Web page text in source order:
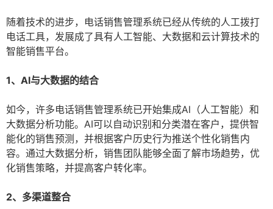
随着技术的进步，电话销售管理系统已经从传统的人工拨打
电话工具，发展成了具有人工智能、大数据和云计算技术的
智能销售平台。
1、AI与大数据的结合
如今，许多电话销售管理系统已开始集成AI（人工智能）和
大数据分析功能。AI可以自动识别和分类潜在客户，提供智
能化的销售预测，并根据客户历史行为推送个性化销售内
容。通过大数据分析，销售团队能够全面了解市场趋势，优
化销售策略，并提高客户转化率。
2、多渠道整合